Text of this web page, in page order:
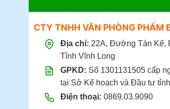
CTY TNHH VĂN PHÒNG PHẨM
Địa chỉ: 22A, Đường Tán Kế,
Tỉnh Vĩnh Long
GPKD: Số 1301131505 cấp
tại Sở Kế hoạch và Đầu tư
Điện thoại: 0869.03.9090